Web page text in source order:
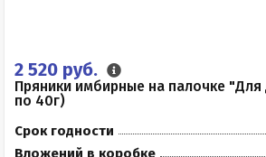
2 520 руб.
Пряники имбирные на палочке
по 40г)
Срок годности
Вложений в коробке